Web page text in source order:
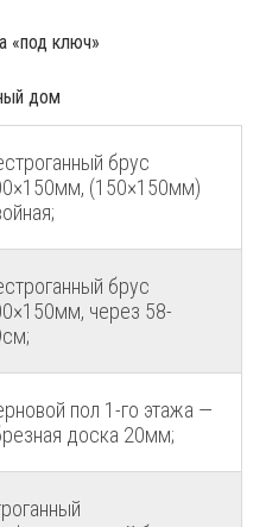
«под ключ»
дом
брус
(150×150мм)
брус
через 58-
пол 1-го этажа —
доска 20мм;